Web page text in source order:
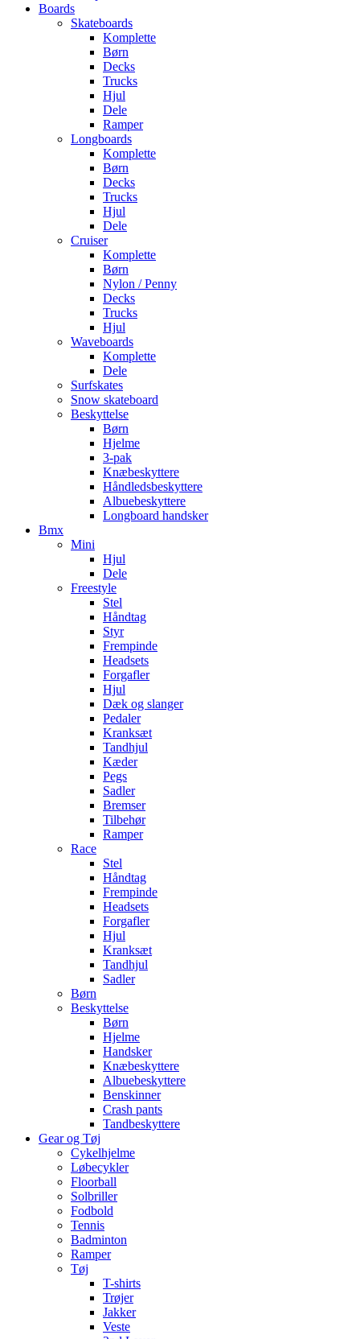
Boards
Skateboards
Komplette
Børn
Decks
Trucks
Hjul
Dele
Ramper
Longboards
Komplette
Børn
Decks
Trucks
Hjul
Dele
Cruiser
Komplette
Børn
Nylon / Penny
Decks
Trucks
Hjul
Waveboards
Komplette
Dele
Surfskates
Snow skateboard
Beskyttelse
Børn
Hjelme
3-pak
Knæbeskyttere
Håndledsbeskyttere
Albuebeskyttere
Longboard handsker
Bmx
Mini
Hjul
Dele
Freestyle
Stel
Håndtag
Styr
Frempinde
Headsets
Forgafler
Hjul
Dæk og slanger
Pedaler
Kranksæt
Tandhjul
Kæder
Pegs
Sadler
Bremser
Tilbehør
Ramper
Race
Stel
Håndtag
Frempinde
Headsets
Forgafler
Hjul
Kranksæt
Tandhjul
Sadler
Børn
Beskyttelse
Børn
Hjelme
Handsker
Knæbeskyttere
Albuebeskyttere
Benskinner
Crash pants
Tandbeskyttere
Gear og Tøj
Cykelhjelme
Løbecykler
Floorball
Solbriller
Fodbold
Tennis
Badminton
Ramper
Tøj
T-shirts
Trøjer
Jakker
Veste